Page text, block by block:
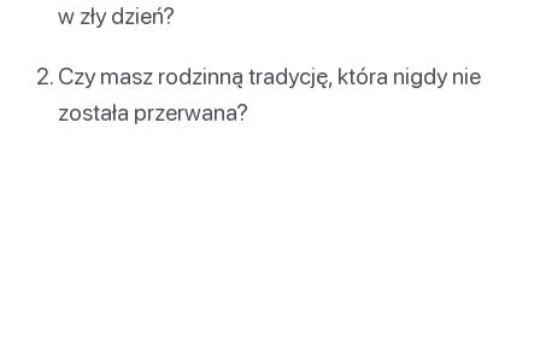
w zły dzień?
Czy masz rodzinną tradycję, która nigdy nie
została przerwana?